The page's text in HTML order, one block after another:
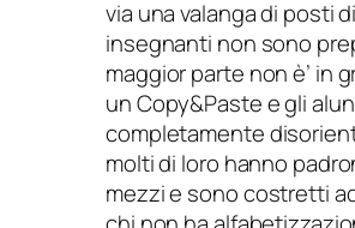
via una valanga di posti
insegnanti non sono
maggior parte non è’ in
un Copy&Paste e gli
completamente
molti di loro hanno
mezzi e sono costretti